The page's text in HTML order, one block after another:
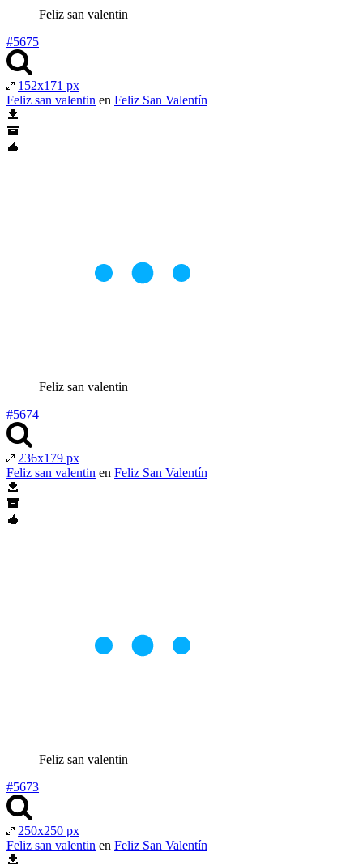
Feliz san valentin
#5675
152x171 px
Feliz san valentin en Feliz San Valentín
Feliz san valentin
#5674
236x179 px
Feliz san valentin en Feliz San Valentín
Feliz san valentin
#5673
250x250 px
Feliz san valentin en Feliz San Valentín